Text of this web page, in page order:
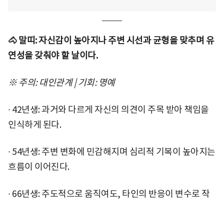
🐴 말띠: 자신감이 높아지나 주변 시선과 균형을 맞추며 유
연성을 갖춰야 할 날이다.
※ 주의: 대인관계 | 기회: 명예
∙ 42년생: 과거와 다르게 자신의 의견이 주목 받아 책임을
인식하게 된다.
∙ 54년생: 주변 변화에 민감해지며 심리적 기복이 높아지는
흐름이 이어진다.
∙ 66년생: 주도적으로 움직여도, 타인의 반응이 변수로 작